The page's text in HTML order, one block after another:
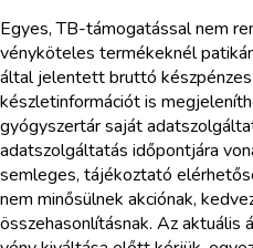
Egyes, TB-támogatással nem
vényköteles termékeknél
által jelentett bruttó
készletinformációt is
gyógyszertár saját
adatszolgáltatás időpontjára
semleges, tájékoztató
nem minősülnek akciónak,
összehasonlításnak. Az aktuális